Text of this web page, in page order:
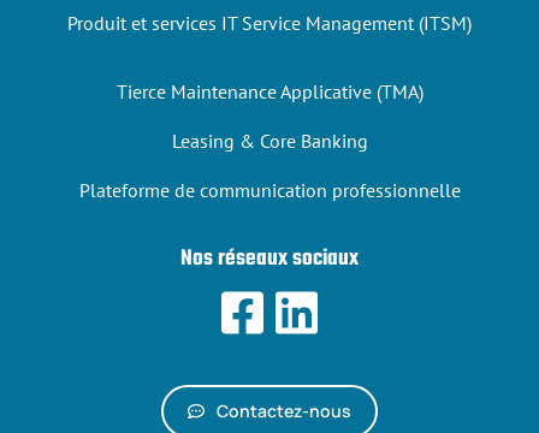
Produit et services IT Service Management (ITSM)
Tierce Maintenance Applicative (TMA)
Leasing & Core Banking
Plateforme de communication professionnelle
Nos réseaux sociaux
Contactez-nous